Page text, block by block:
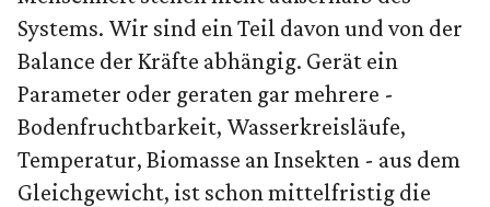
Systems. Wir sind ein Teil davon und von der
Balance der Kräfte abhängig. Gerät ein
Parameter oder geraten gar mehrere -
Bodenfruchtbarkeit, Wasserkreisläufe,
Temperatur, Biomasse an Insekten - aus dem
Gleichgewicht, ist schon mittelfristig die